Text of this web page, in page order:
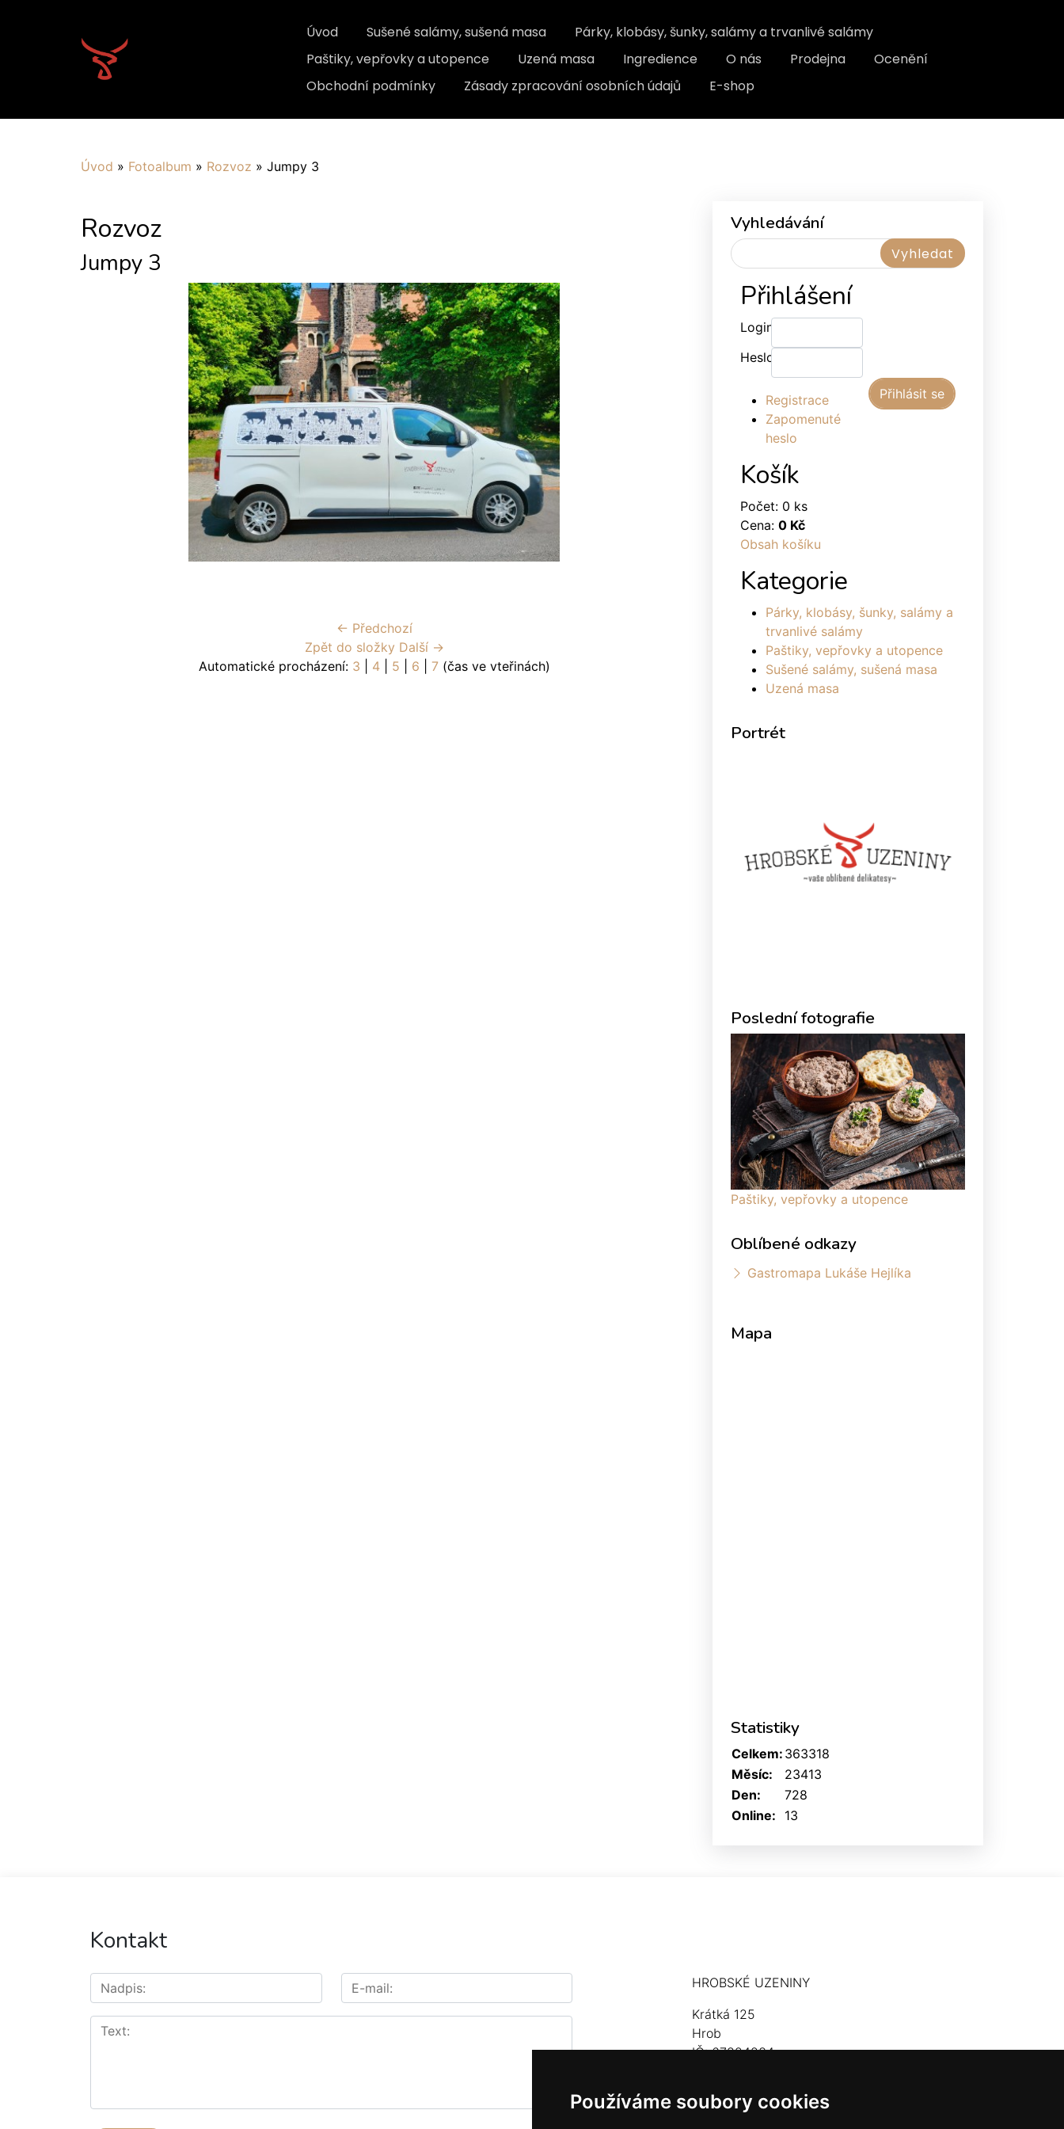
Používáme soubory cookies
Úvod Sušené salámy, sušená masa
Párky, klobásy, šunky, salámy a trvanlivé salámy
Paštiky, vepřovky a utopence
Uzená masa Ingredience O nás Prodejna
Ocenění
Obchodní podmínky
Zásady zpracování osobních údajů E-shop
Úvod » Fotoalbum » Rozvoz » Jumpy 3
Rozvoz
Jumpy 3
← Předchozí
Zpět do složky Další →
Automatické procházení: 3 4| 5 6 7(čas ve vteřinách)
Vyhledávání
Přihlášení
Login:
Heslo:
Registrace
Zapomenuté
heslo
Košík
Počet: 0 ks
Cena: 0 Kč
Obsah košíku
Kategorie
Párky, klobásy, šunky, salámy a
trvanlivé salámy
Paštiky, vepřovky a utopence
Sušené salámy, sušená masa
Uzená masa
Portrét
Poslední fotografie
Paštiky, vepřovky a utopence
Oblíbené odkazy
Gastromapa Lukáše Hejlíka
Mapa
Statistiky
Online: 13
Celkem: 363318
Měsíc:
23413
Den:
728
Kontakt
HROBSKÉ UZENINY
Krátká 125
Hrob
IČ: 67824234
hrobskeuzeniny@seznam.cz